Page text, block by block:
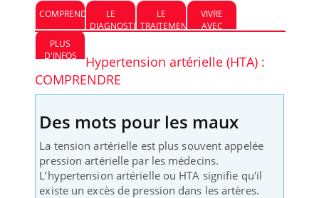
COMPRENDRE
LE
DIAGNOSTIC
LE
TRAITEMENT
VIVRE
AVEC
PLUS
D'INFOS
Hypertension artérielle (HTA) :
COMPRENDRE
Des mots pour les maux
La tension artérielle est plus souvent appelée
pression artérielle par les médecins.
L’hypertension artérielle ou HTA signifie qu'il
existe un excès de pression dans les artères.